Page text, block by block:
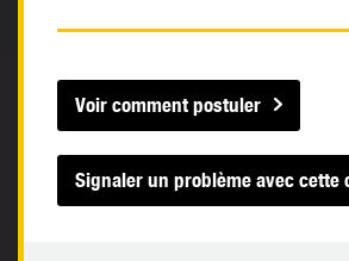
Voir comment postuler
Signaler un problème avec cette